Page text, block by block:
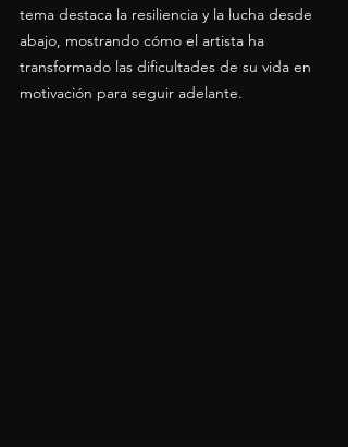
tema destaca la resiliencia y la lucha desde
abajo, mostrando cómo el artista ha
transformado las dificultades de su vida en
motivación para seguir adelante.